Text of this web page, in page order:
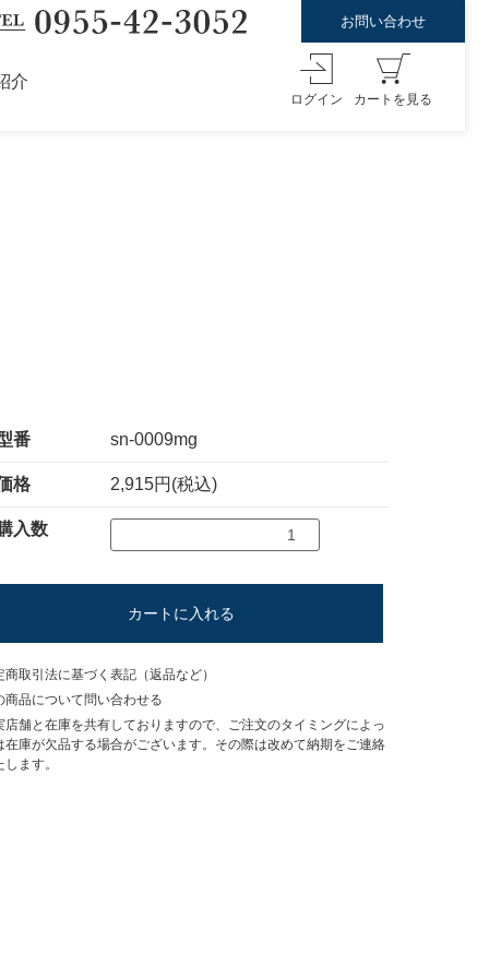
お問い合わせ
介
ログイン カートを見る
番 sn-0009mg
格 2,915円(税込)
入数
カートに入れる
商取引法に基づく表記（返品など）
商品について問い合わせる
舗と在庫を共有しておりますので、ご注文のタイミングによっ
在庫が欠品する場合がございます。その際は改めて納期をご連絡
します。